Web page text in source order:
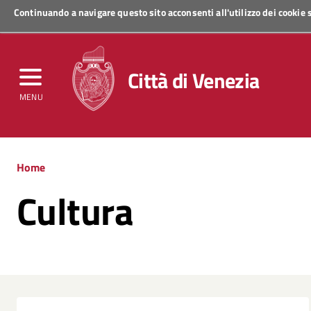
Continuando a navigare questo sito acconsenti all'utilizzo dei
MENU
Regione Veneto
Città di Venezia
Home
Cultura